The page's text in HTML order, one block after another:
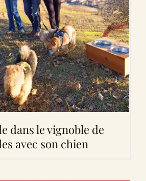
dans le vignoble de
avec son chien